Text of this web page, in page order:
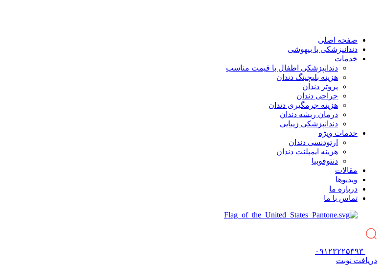
صفحه اصلی
دندانپزشکی با بیهوشی
خدمات
دندانپزشکی اطفال با قیمت مناسب
هزینه بلیچینگ دندان
پروتز دندان
جراحی دندان
هزینه جرمگیری دندان
درمان ریشه دندان
دندانپزشکی زیبایی
خدمات ویژه
ارتودنسی دندان
هزینه ایمپلنت دندان
دنتوفوبیا
مقالات
ویدیوها
درباره ما
تماس با ما
۰۹۱۲۳۲۲۵۳۹۳
دریافت نوبت